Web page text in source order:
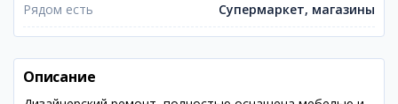
Рядом есть Супермаркет, магазины
Описание